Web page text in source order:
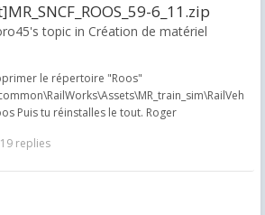
6_11.zip
topic in Création de matériel
le répertoire "Roos"
Puis tu réinstalles le tout. Roger
19 replies